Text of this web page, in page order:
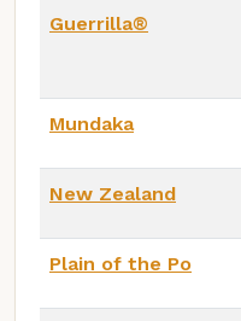
Guerrilla®
Mundaka
New Zealand
Plain of the Po